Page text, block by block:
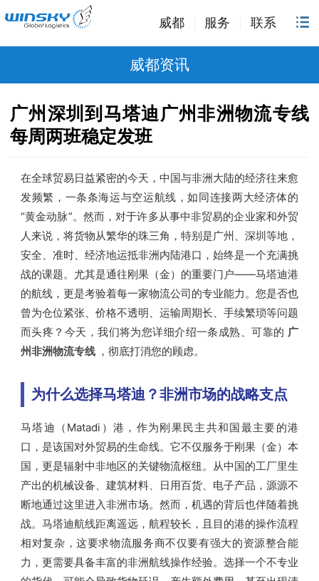
威都 服务 联系
威都资讯
广州深圳到马塔迪广州非洲物流专线
每周两班稳定发班
在全球贸易日益紧密的今天，中国与非洲大陆的经济往来愈
发频繁，一条条海运与空运航线，如同连接两大经济体的
“黄金动脉”。然而，对于许多从事中非贸易的企业家和外贸
人来说，将货物从繁华的珠三角，特别是广州、深圳等地，
安全、准时、经济地运抵非洲内陆港口，始终是一个充满挑
战的课题。尤其是通往刚果（金）的重要门户——马塔迪港
的航线，更是考验着每一家物流公司的专业能力。您是否也
曾为仓位紧张、价格不透明、运输周期长、手续繁琐等问题
而头疼？今天，我们将为您详细介绍一条成熟、可靠的 广
州非洲物流专线 ，彻底打消您的顾虑。
为什么选择马塔迪？非洲市场的战略支点
马塔迪（Matadi）港，作为刚果民主共和国最主要的港
口，是该国对外贸易的生命线。它不仅服务于刚果（金）本
国，更是辐射中非地区的关键物流枢纽。从中国的工厂里生
产出的机械设备、建筑材料、日用百货、电子产品，源源不
断地通过这里进入非洲市场。然而，机遇的背后也伴随着挑
战。马塔迪航线距离遥远，航程较长，且目的港的操作流程
相对复杂，这要求物流服务商不仅要有强大的资源整合能
力，更需要具备丰富的非洲航线操作经验。选择一个不专业